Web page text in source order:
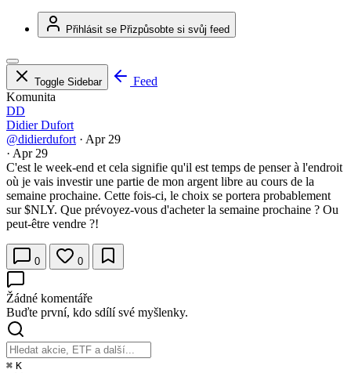
Přihlásit se Přizpůsobte si svůj feed
Toggle Sidebar
Feed
Komunita
DD
Didier Dufort
@didierdufort · Apr 29
· Apr 29
C'est le week-end et cela signifie qu'il est temps de penser à l'endroit
où je vais investir une partie de mon argent libre au cours de la
semaine prochaine. Cette fois-ci, le choix se portera probablement
sur$NLY. Que prévoyez-vous d'acheter la semaine prochaine ? Ou
peut-être vendre ?!
0 0
Žádné komentáře
Buďte první, kdo sdílí své myšlenky.
⌘ K